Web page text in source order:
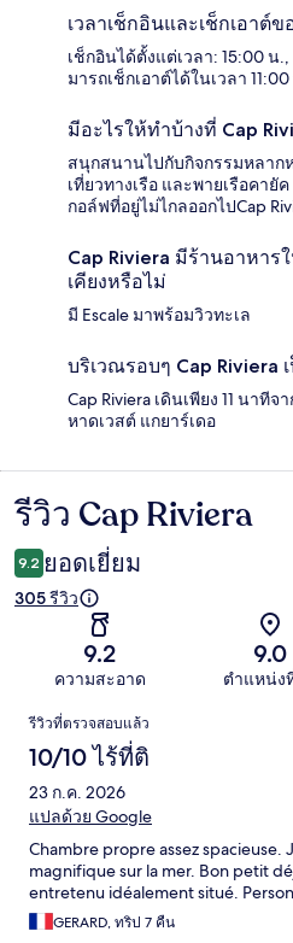
เวลาเช็กอินและเช็กเอาต์ข
เช็กอินได้ตั้งแต่เวลา: 15:00 น
มารถเช็กเอาต์ได้ในเวลา
มีอะไรให้ทำบ้างที่ Cap
สนุกสนานไปกับกิจกรรมหลาก
เที่ยวทางเรือ และพายเรือคา
กอล์ฟที่อยู่ไม่ไกลออกไปCap
Cap Riviera มีร้านอาหา
เคียงหรือไม่
มี Escale มาพร้อมวิวทะเล
บริเวณรอบๆ Cap Riviera
Cap Riviera เดินเพียง 11 นาที
หาดเวสต์ แกยาร์เดอ
รีวิว
รีวิว Cap Riviera
9.2 ยอดเยี่ยม
305 รีวิว
9.2
ความสะอาด
9.0
ตำแหน่ง
รีวิว
รีวิวที่ตรวจสอบแล้ว
10/10 ไร้ที่ติ
23 ก.ค. 2026
แปลด้วย Google
Chambre propre assez spacieuse.
magnifique sur la mer. Bon petit
entretenu idéalement situé.
GERARD, ทริป 7 คืน